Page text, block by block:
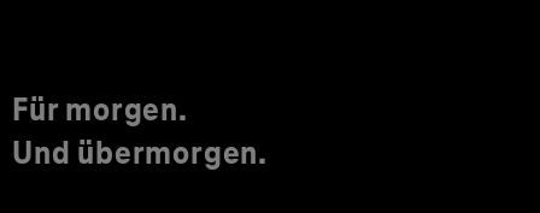
Für morgen.
Und übermorgen.